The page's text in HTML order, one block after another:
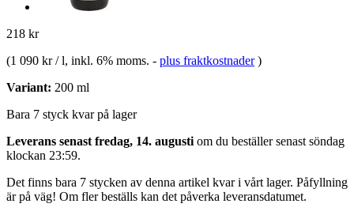
218 kr
(1 090 kr / l, inkl. 6% moms. - plus fraktkostnader )
Variant: 200 ml
Bara 7 styck kvar på lager
Leverans senast fredag, 14. augusti om du beställer senast söndag
klockan 23:59.
Det finns bara 7 stycken av denna artikel kvar i vårt lager. Påfyllning
är på väg! Om fler beställs kan det påverka leveransdatumet.